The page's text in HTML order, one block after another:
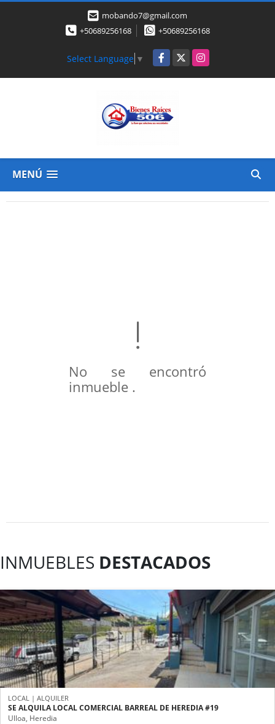
mobando7@gmail.com
+50689256168
+50689256168
Select Language ▼ Facebook
X Instagram
MENÚ
No se encontró
inmueble .
INMUEBLES DESTACADOS
LOCAL | ALQUILER
SE ALQUILA LOCAL COMERCIAL BARREAL DE HEREDIA #19
Ulloa, Heredia